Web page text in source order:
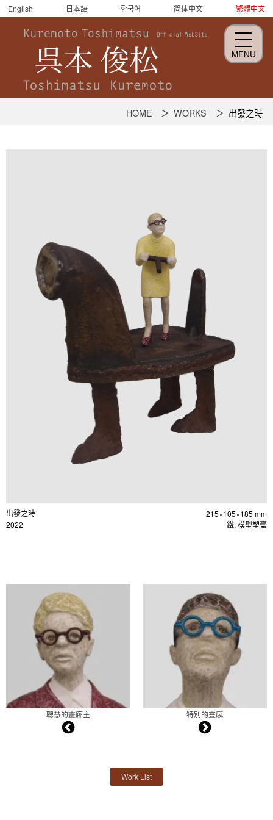
MENU
English 日本語 한국어 简体中文 繁體中文
俊
HOME WORKS 出發之時
出發之時
215×105×185 mm
2022
鐵, 模型塑膏
聰慧的畫廊主 特別的靈感
Work List